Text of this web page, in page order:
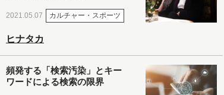
2021.05.07 カルチャー・スポーツ
ヒナタカ
頻発する「検索汚染」とキー
ワードによる検索の限界